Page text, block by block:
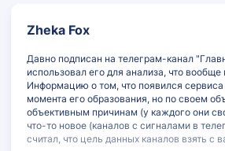
Zheka Fox
Давно подписан на телеграм-канал
использовал его для анализа, что
Информацию о том, что появился
момента его образования, но по своем
объективным причинам (у каждого они
что-то новое (каналов с сигналами в
считал, что цель данных каналов взять с